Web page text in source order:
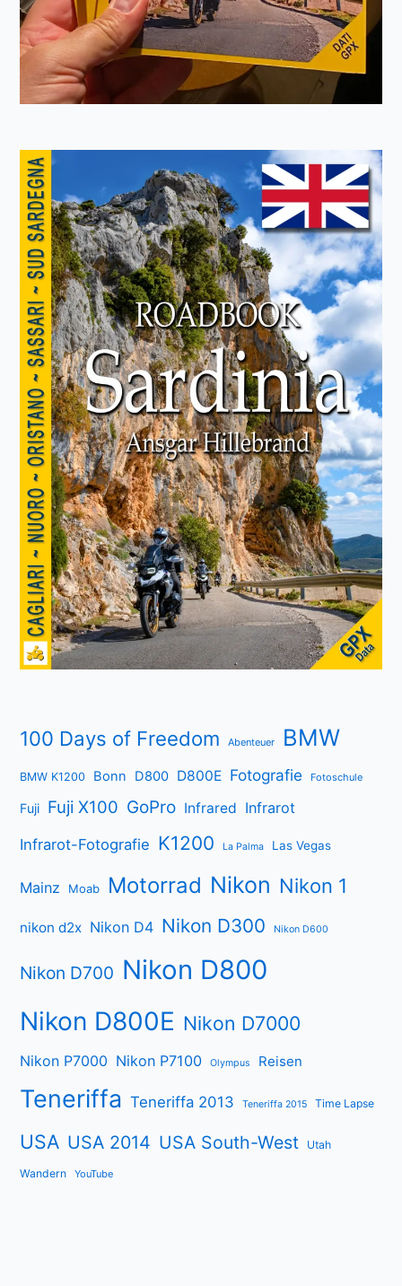
100 Days of Freedom Abenteuer BMW
BMW K1200 Bonn D800 D800E Fotografie Fotoschule
Fuji Fuji X100 GoPro Infrared Infrarot
Infrarot-Fotografie K1200 La Palma Las Vegas
Mainz Moab Motorrad Nikon Nikon 1
nikon d2x Nikon D4 Nikon D300 Nikon D600
Nikon D700 Nikon D800
Nikon D800E Nikon D7000
Nikon P7000 Nikon P7100 Olympus Reisen
Teneriffa Teneriffa 2013 Teneriffa 2015 Time Lapse
USA USA 2014 USA South-West Utah
Wandern YouTube